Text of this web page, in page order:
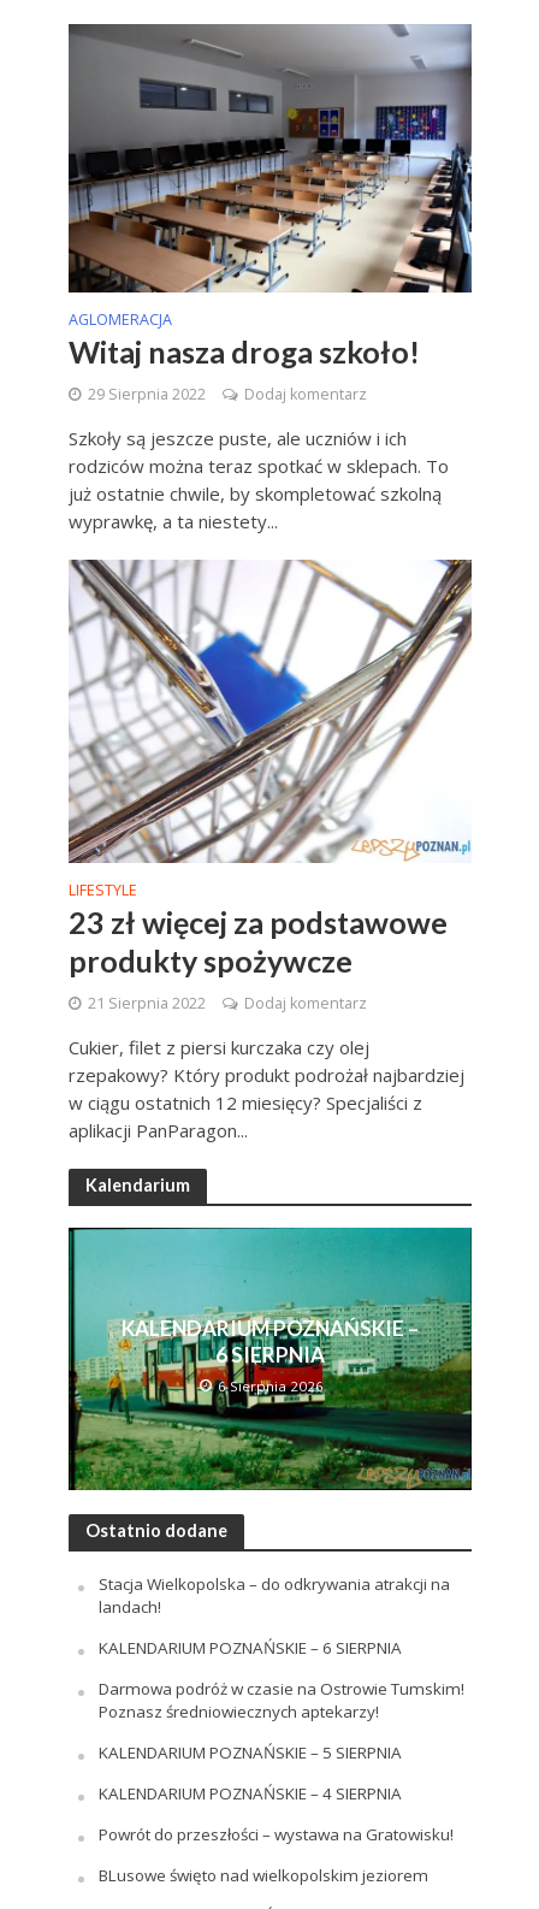
AGLOMERACJA
Witaj nasza droga szkoło!
29 Sierpnia 2022 Dodaj komentarz
Szkoły są jeszcze puste, ale uczniów i ich
rodziców można teraz spotkać w sklepach. To
już ostatnie chwile, by skompletować szkolną
wyprawkę, a ta niestety...
LIFESTYLE
23 zł więcej za podstawowe
produkty spożywcze
21 Sierpnia 2022 Dodaj komentarz
Cukier, filet z piersi kurczaka czy olej
rzepakowy? Który produkt podrożał najbardziej
w ciągu ostatnich 12 miesięcy? Specjaliści z
aplikacji PanParagon...
Kalendarium
KALENDARIUM POZNAŃSKIE –
6 SIERPNIA
6 Sierpnia 2026
Ostatnio dodane
Stacja Wielkopolska – do odkrywania atrakcji na
landach!
KALENDARIUM POZNAŃSKIE – 6 SIERPNIA
Darmowa podróż w czasie na Ostrowie Tumskim!
Poznasz średniowiecznych aptekarzy!
KALENDARIUM POZNAŃSKIE – 5 SIERPNIA
KALENDARIUM POZNAŃSKIE – 4 SIERPNIA
Powrót do przeszłości – wystawa na Gratowisku!
BLusowe święto nad wielkopolskim jeziorem